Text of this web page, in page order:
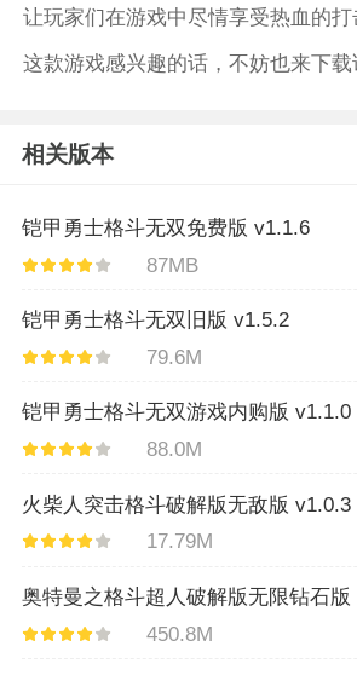
让玩家们在游戏中尽情享受热血的
这款游戏感兴趣的话，不妨也来下载
相关版本
铠甲勇士格斗无双免费版 v1.1.6
87MB
铠甲勇士格斗无双旧版 v1.5.2
79.6M
铠甲勇士格斗无双游戏内购版 v1.1.0
88.0M
火柴人突击格斗破解版无敌版 v1.0.3
17.79M
奥特曼之格斗超人破解版无限钻石版
v4.0.0
450.8M